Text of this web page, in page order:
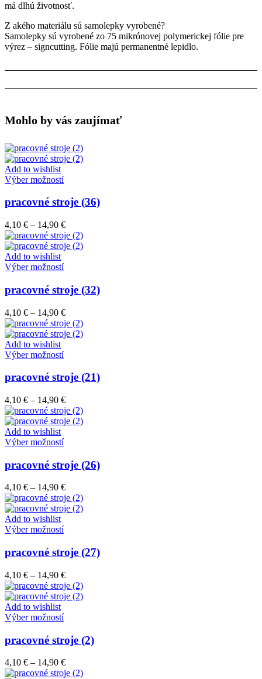
má dlhú životnosť.
Z akého materiálu sú samolepky vyrobené?
Samolepky sú vyrobené zo 75 mikrónovej polymerickej fólie pre
výrez – signcutting. Fólie majú permanentné lepidlo.
Mohlo by vás zaujímať
Add to wishlist
Výber možnostíTento
má
viacero
variantov.
Možnosti
si
môžete
vybrať
na
stránke
produktu.
pracovné stroje (36)
4,10 € – 14,90 €Price
range:
4,10 €
Add to wishlist
Výber možnostíTento
má
viacero
variantov.
Možnosti
si
môžete
vybrať
na
stránke
produktu.
pracovné stroje (32)
4,10 € – 14,90 €Price
range:
4,10 €
Add to wishlist
Výber možnostíTento
má
viacero
variantov.
Možnosti
si
môžete
vybrať
na
stránke
produktu.
pracovné stroje (21)
4,10 € – 14,90 €Price
range:
4,10 €
Add to wishlist
Výber možnostíTento
má
viacero
variantov.
Možnosti
si
môžete
vybrať
na
stránke
produktu.
pracovné stroje (26)
4,10 € – 14,90 €Price
range:
4,10 €
Add to wishlist
Výber možnostíTento
má
viacero
variantov.
Možnosti
si
môžete
vybrať
na
stránke
produktu.
pracovné stroje (27)
4,10 € – 14,90 €Price
range:
4,10 €
Add to wishlist
Výber možnostíTento
má
viacero
variantov.
Možnosti
pracovné stroje (2)
4,10 € – 14,90 €Price
range: